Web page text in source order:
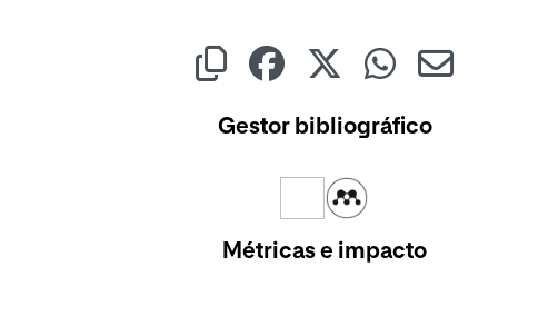
Gestor bibliográfico
Métricas e impacto